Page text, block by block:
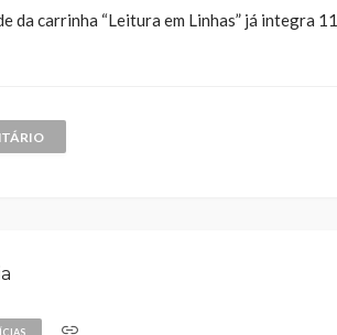
da carrinha “Leitura em Linhas” já integra